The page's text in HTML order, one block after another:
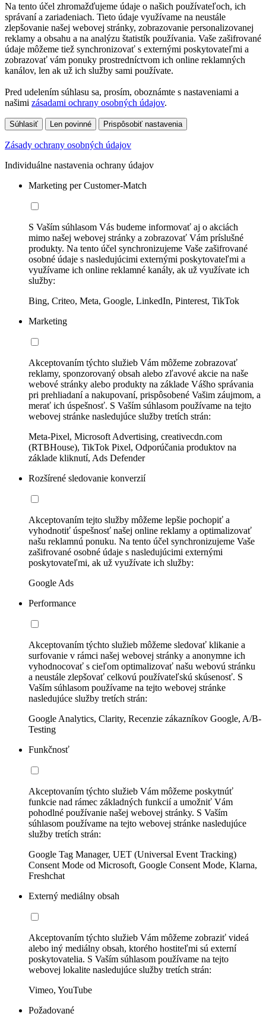
Na tento účel zhromažďujeme údaje o našich používateľoch, ich
správaní a zariadeniach. Tieto údaje využívame na neustále
zlepšovanie našej webovej stránky, zobrazovanie personalizovanej
reklamy a obsahu a na analýzu štatistík používania. Vaše zašifrované
údaje môžeme tiež synchronizovať s externými poskytovateľmi a
zobrazovať vám ponuky prostredníctvom ich online reklamných
kanálov, len ak už ich služby sami používate.
Pred udelením súhlasu sa, prosím, oboznámte s nastaveniami a
našimi zásadami ochrany osobných údajov.
Súhlasiť Len povinné Prispôsobiť nastavenia
Zásady ochrany osobných údajov
Individuálne nastavenia ochrany údajov
Marketing per Customer-Match
S Vaším súhlasom Vás budeme informovať aj o akciách
mimo našej webovej stránky a zobrazovať Vám príslušné
produkty. Na tento účel synchronizujeme Vaše zašifrované
osobné údaje s nasledujúcimi externými poskytovateľmi a
využívame ich online reklamné kanály, ak už využívate ich
služby:
Bing, Criteo, Meta, Google, LinkedIn, Pinterest, TikTok
Marketing
Akceptovaním týchto služieb Vám môžeme zobrazovať
reklamy, sponzorovaný obsah alebo zľavové akcie na naše
webové stránky alebo produkty na základe Vášho správania
pri prehliadaní a nakupovaní, prispôsobené Vašim záujmom, a
merať ich úspešnosť. S Vaším súhlasom používame na tejto
webovej stránke nasledujúce služby tretích strán:
Meta-Pixel, Microsoft Advertising, creativecdn.com
(RTBHouse), TikTok Pixel, Odporúčania produktov na
základe kliknutí, Ads Defender
Rozšírené sledovanie konverzií
Akceptovaním tejto služby môžeme lepšie pochopiť a
vyhodnotiť úspešnosť našej online reklamy a optimalizovať
našu reklamnú ponuku. Na tento účel synchronizujeme Vaše
zašifrované osobné údaje s nasledujúcimi externými
poskytovateľmi, ak už využívate ich služby:
Google Ads
Performance
Akceptovaním týchto služieb môžeme sledovať klikanie a
surfovanie v rámci našej webovej stránky a anonymne ich
vyhodnocovať s cieľom optimalizovať našu webovú stránku
a neustále zlepšovať celkovú používateľskú skúsenosť. S
Vaším súhlasom používame na tejto webovej stránke
nasledujúce služby tretích strán:
Google Analytics, Clarity, Recenzie zákazníkov Google, A/B-
Testing
Funkčnosť
Akceptovaním týchto služieb Vám môžeme poskytnúť
funkcie nad rámec základných funkcií a umožniť Vám
pohodlné používanie našej webovej stránky. S Vaším
súhlasom používame na tejto webovej stránke nasledujúce
služby tretích strán:
Google Tag Manager, UET (Universal Event Tracking)
Consent Mode od Microsoft, Google Consent Mode, Klarna,
Freshchat
Externý mediálny obsah
Akceptovaním týchto služieb Vám môžeme zobraziť videá
alebo iný mediálny obsah, ktorého hostiteľmi sú externí
poskytovatelia. S Vaším súhlasom používame na tejto
webovej lokalite nasledujúce služby tretích strán:
Vimeo, YouTube
Požadované